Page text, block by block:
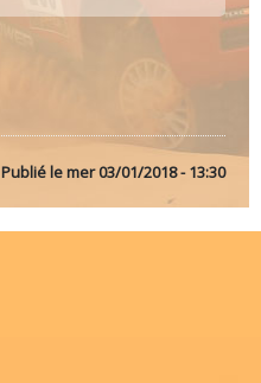
Publié lemer 03/01/2018 - 13:30